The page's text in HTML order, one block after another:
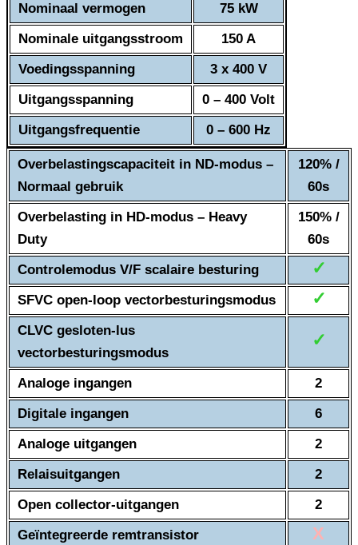
Nominaal vermogen
75 kW
Nominale uitgangsstroom
150 A
Voedingsspanning
3 x 400 V
Uitgangsspanning
0 – 400 Volt
Uitgangsfrequentie
0 – 600 Hz
Overbelastingscapaciteit in ND-modus –
Normaal gebruik
120% /
60s
Overbelasting in HD-modus – Heavy
Duty
150% /
60s
Controlemodus V/F scalaire besturing
✓
SFVC open-loop vectorbesturingsmodus ✓
CLVC gesloten-lus
vectorbesturingsmodus
✓
Analoge ingangen
2
Digitale ingangen
6
Analoge uitgangen
2
Relaisuitgangen
2
Open collector-uitgangen
2
Geïntegreerde remtransistor
X